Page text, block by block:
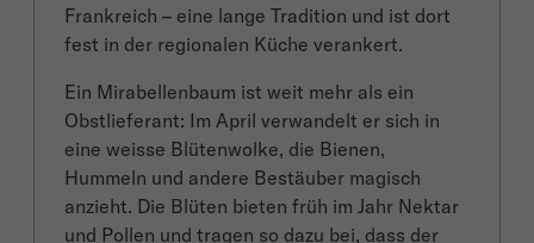
Frankreich – eine lange Tradition und ist dort
fest in der regionalen Küche verankert.
Ein Mirabellenbaum ist weit mehr als ein
Obstlieferant: Im April verwandelt er sich in
eine weisse Blütenwolke, die Bienen,
Hummeln und andere Bestäuber magisch
anzieht. Die Blüten bieten früh im Jahr Nektar
und Pollen und tragen so dazu bei, dass der